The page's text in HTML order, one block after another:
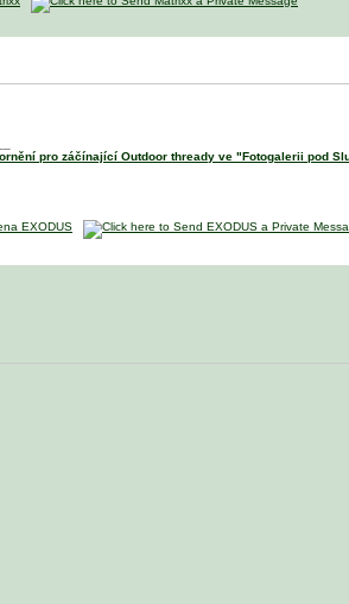
pro záčínající Outdoor thready ve "Fotogalerii pod